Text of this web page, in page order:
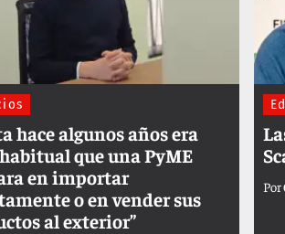
hace algunos años era
que una PyME
en importar
o en vender sus
al exterior”